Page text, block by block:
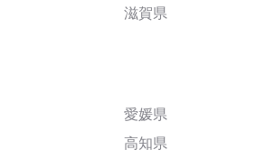
滋賀県
愛媛県
高知県